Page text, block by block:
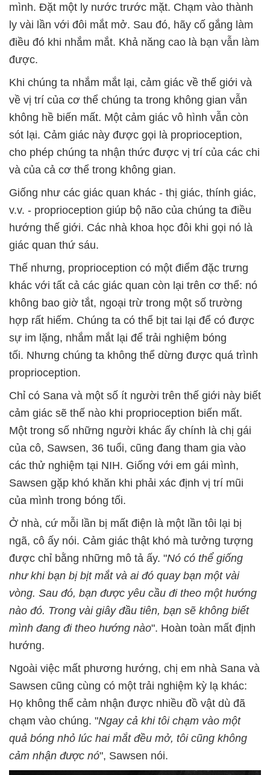
mình. Đặt một ly nước trước mặt. Chạm vào thành
ly vài lần với đôi mắt mở. Sau đó, hãy cố gắng làm
điều đó khi nhắm mắt. Khả năng cao là bạn vẫn làm
được.
Khi chúng ta nhắm mắt lại, cảm giác về thế giới và
về vị trí của cơ thể chúng ta trong không gian vẫn
không hề biến mất. Một cảm giác vô hình vẫn còn
sót lại. Cảm giác này được gọi là proprioception,
cho phép chúng ta nhận thức được vị trí của các chi
và của cả cơ thể trong không gian.
Giống như các giác quan khác - thị giác, thính giác,
v.v. - proprioception giúp bộ não của chúng ta điều
hướng thế giới. Các nhà khoa học đôi khi gọi nó là
giác quan thứ sáu.
Thế nhưng, proprioception có một điểm đặc trưng
khác với tất cả các giác quan còn lại trên cơ thể: nó
không bao giờ tắt, ngoại trừ trong một số trường
hợp rất hiếm. Chúng ta có thể bịt tai lại để có được
sự im lặng, nhắm mắt lại để trải nghiệm bóng
tối. Nhưng chúng ta không thể dừng được quá trình
proprioception.
Chỉ có Sana và một số ít người trên thế giới này biết
cảm giác sẽ thế nào khi proprioception biến mất.
Một trong số những người khác ấy chính là chị gái
của cô, Sawsen, 36 tuổi, cũng đang tham gia vào
các thử nghiệm tại NIH. Giống với em gái mình,
Sawsen gặp khó khăn khi phải xác định vị trí mũi
của mình trong bóng tối.
Ở nhà, cứ mỗi lần bị mất điện là một lần tôi lại bị
ngã, cô ấy nói. Cảm giác thật khó mà tưởng tượng
được chỉ bằng những mô tả ấy. "Nó có thể giống
như khi bạn bị bịt mắt và ai đó quay bạn một vài
vòng. Sau đó, bạn được yêu cầu đi theo một hướng
nào đó. Trong vài giây đầu tiên, bạn sẽ không biết
mình đang đi theo hướng nào". Hoàn toàn mất định
hướng.
Ngoài việc mất phương hướng, chị em nhà Sana và
Sawsen cũng cùng có một trải nghiệm kỳ lạ khác:
Họ không thể cảm nhận được nhiều đồ vật dù đã
chạm vào chúng. "Ngay cả khi tôi chạm vào một
quả bóng nhỏ lúc hai mắt đều mở, tôi cũng không
cảm nhận được nó", Sawsen nói.